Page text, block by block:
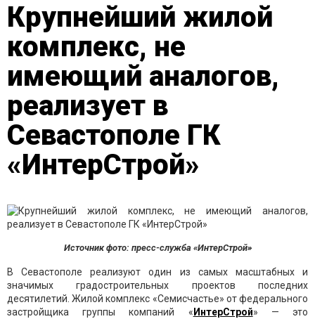
Крупнейший жилой
комплекс, не
имеющий аналогов,
реализует в
Севастополе ГК
«ИнтерСтрой»
Источник фото: пресс-служба «ИнтерСтрой»
В Севастополе реализуют один из самых масштабных и
значимых градостроительных проектов последних
десятилетий. Жилой комплекс «Семисчастье» от федерального
застройщика группы компаний « ИнтерСтрой» — это